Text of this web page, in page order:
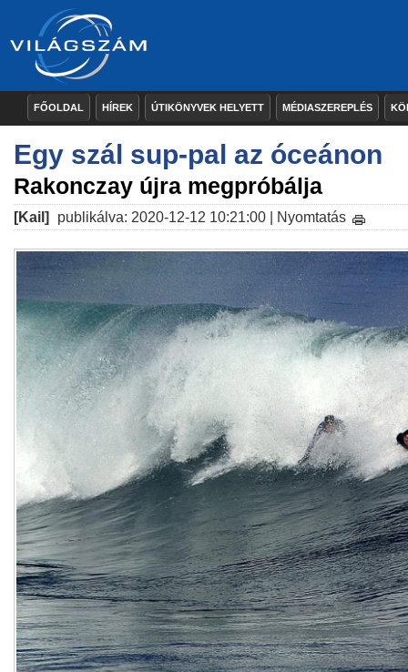
FŐOLDAL HÍREK ÚTIKÖNYVEK HELYETT MÉDIASZEREPLÉS
Egy szál sup-pal az óceánon
Rakonczay újra megpróbálja
[Kail] publikálva: 2020-12-12 10:21:00 | Nyomtatás